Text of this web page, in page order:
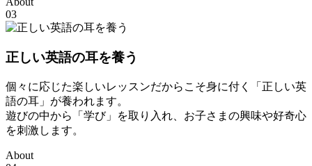
03
正しい英語の耳を養う
個々に応じた楽しいレッスンだからこそ身に付く「正しい英
語の耳」が養われます。
遊びの中から「学び」を取り入れ、お子さまの興味や好奇心
を刺激します。
About